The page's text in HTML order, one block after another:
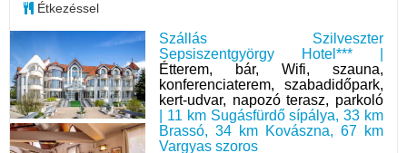
Szállás Szilveszter
Sepsiszentgyörgy Hotel*** |
Étterem, bár, Wifi, szauna,
konferenciaterem, szabadidőpark,
kert-udvar, napozó terasz, parkoló
| 11 km Sugásfürdő sípálya, 33 km
Brassó, 34 km Kovászna, 67 km
Vargyas szoros
Étkezéssel